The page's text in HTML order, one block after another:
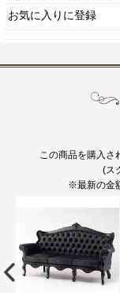
お気に入りに登録
この商品を購入さ
(ス
※最新の金